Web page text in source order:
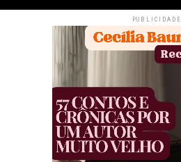
PUBLICIDADE